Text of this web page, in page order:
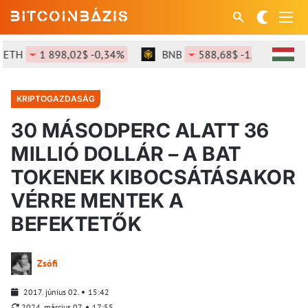
1 898,02$ -0,34% BNB 588,68$ -1,03%
KRIPTOGAZDASÁG
30 MÁSODPERC ALATT 36
MILLIÓ DOLLÁR – A BAT
TOKENEK KIBOCSÁTÁSAKOR
VÉRRE MENTEK A
BEFEKTETŐK
Zsófi
2017. június 02.
15:42